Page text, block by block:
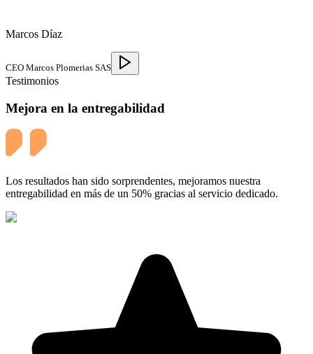
Marcos Díaz
CEO Marcos Plomerias SAS
Testimonios
Mejora en la entregabilidad
Los resultados han sido sorprendentes, mejoramos nuestra
entregabilidad en más de un 50% gracias al servicio dedicado.